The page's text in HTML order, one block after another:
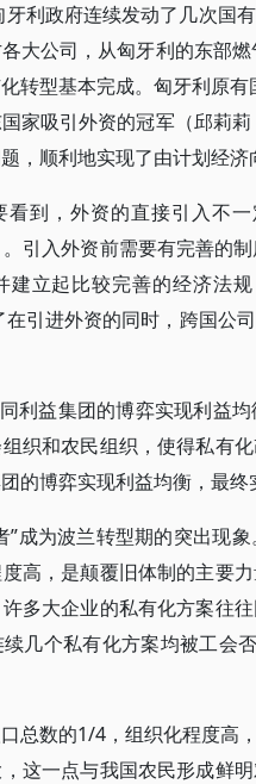
利政府连续发动了几次国
大公司，从匈牙利的东部
转型基本完成。匈牙利原
家吸引外资的冠军（邱莉
，顺利地实现了由计划经济
看到，外资的直接引入不
。引入外资前需要有完善的
建立起比较完善的经济法
引进外资的同时，跨国公
利益集团的博弈实现利益
织和农民组织，使得私有
的博弈实现利益均衡，最终
”成为波兰转型期的突出现
高，是颠覆旧体制的主要
多大企业的私有化方案往
几个私有化方案均被工会
总数的1/4，组织化程度高
这一点与我国农民形成鲜